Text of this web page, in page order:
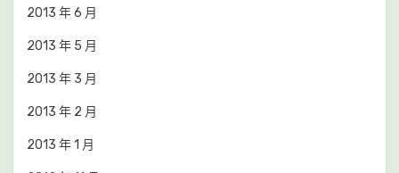
2013 年 6 月
2013 年 5 月
2013 年 3 月
2013 年 2 月
2013 年 1 月